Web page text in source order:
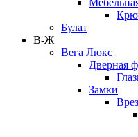
Булат
В-Ж
Вега Люкс
Дверная
Замки